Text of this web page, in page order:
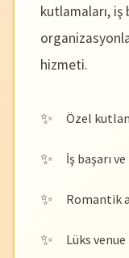
kutlamaları, iş
hizmeti.
Özel
İş başarı
Romantik
Lüks